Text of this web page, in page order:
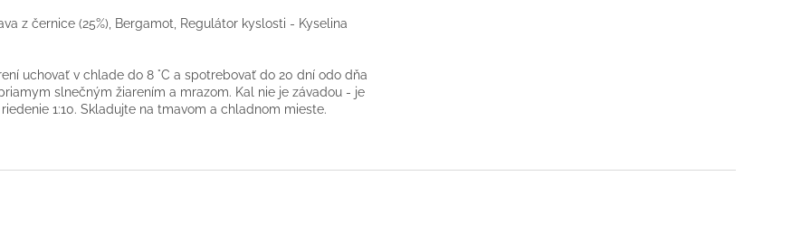
z černice (25%), Bergamot, Regulátor kyslosti - Kyselina
uchovať v chlade do 8 °C a spotrebovať do 20 dní odo dňa
slnečným žiarením a mrazom. Kal nie je závadou - je
1:10. Skladujte na tmavom a chladnom mieste.